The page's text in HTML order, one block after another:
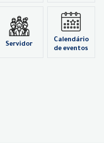
Servidor
Calendário
de eventos